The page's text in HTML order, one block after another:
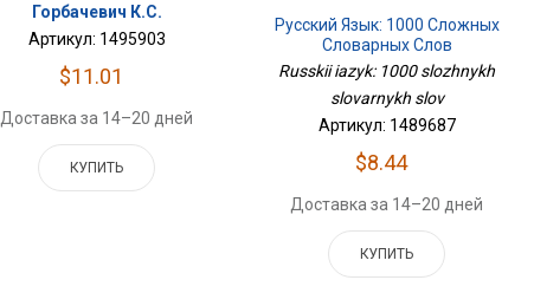
Горбачевич К.С.
Артикул: 1495903
$11.01
Доставка за 14–20 дней
КУПИТЬ
Русский Язык: 1000 Сложных
Словарных Слов
Russkii iazyk: 1000 slozhnykh
slovarnykh slov
Артикул: 1489687
$8.44
Доставка за 14–20 дней
КУПИТЬ